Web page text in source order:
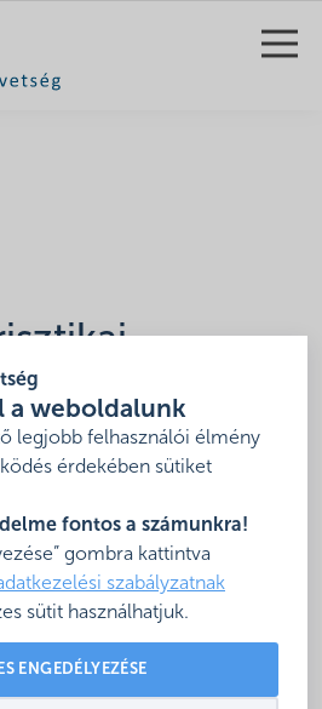
a weboldalunk
legjobb felhasználói élmény
érdekében sütiket
fontos a számunkra!
gombra kattintva
szabályzatnak
sütit használhatjuk.
ENGEDÉLYEZÉSE
fejlesztése
1.2.2-24-2025-
2027. szeptember 30.
Testület Nonprofit